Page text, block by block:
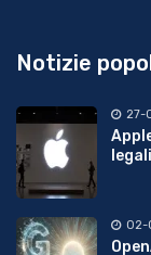
Notizie
27-
legali
02-